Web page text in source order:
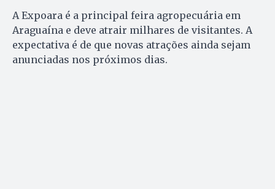
A Expoara é a principal feira agropecuária em
Araguaína e deve atrair milhares de visitantes. A
expectativa é de que novas atrações ainda sejam
anunciadas nos próximos dias.